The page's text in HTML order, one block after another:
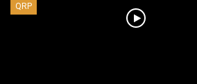
QRP